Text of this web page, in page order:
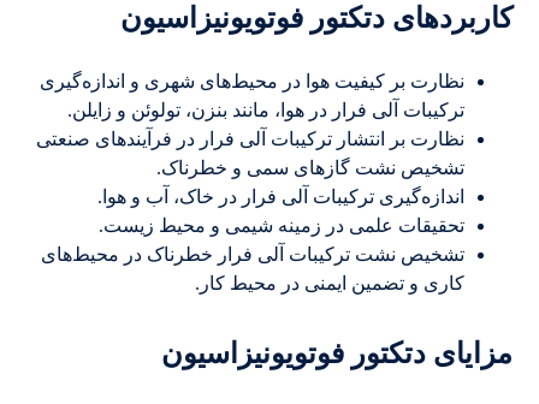
کاربردهای دتکتور فوتویونیزاسیون
نظارت بر کیفیت هوا در محیط‌های شهری و اندازه‌گیری
ترکیبات آلی فرار در هوا، مانند بنزن، تولوئن و زایلن.
نظارت بر انتشار ترکیبات آلی فرار در فرآیندهای صنعتی
تشخیص نشت گازهای سمی و خطرناک.
اندازه‌گیری ترکیبات آلی فرار در خاک، آب و هوا.
تحقیقات علمی در زمینه شیمی و محیط زیست.
تشخیص نشت ترکیبات آلی فرار خطرناک در محیط‌های
کاری و تضمین ایمنی در محیط کار.
مزایای دتکتور فوتویونیزاسیون